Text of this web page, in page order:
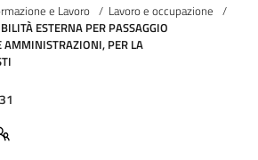
e Lavoro / Lavoro e occupazione /
ESTERNA PER PASSAGGIO
AMMINISTRAZIONI, PER LA